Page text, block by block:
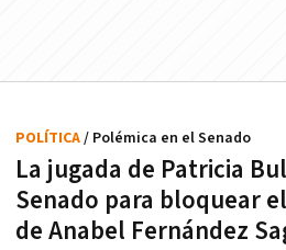
La jugada de Patricia
Senado para bloquear
de Anabel Fernández
POLÍTICA/ Polémica en el Senado